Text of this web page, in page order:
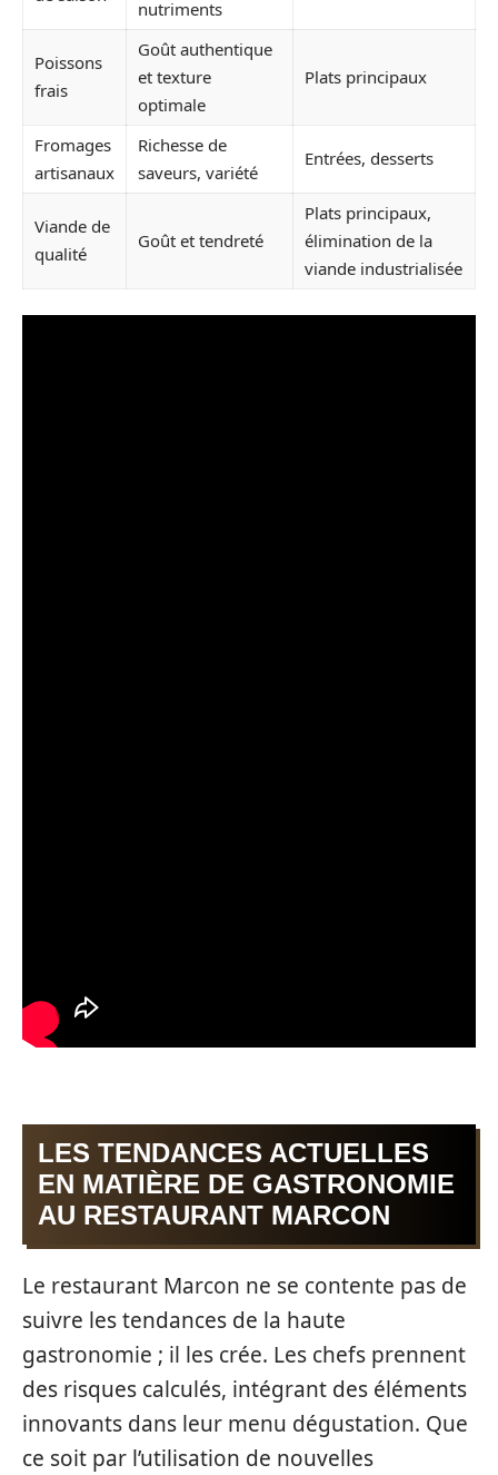
nutriments
Poissons
frais
Goût authentique
et texture
optimale
Plats principaux
Fromages
artisanaux
Richesse de
saveurs, variété
Entrées, desserts
Viande de
qualité
Goût et tendreté
Plats principaux,
élimination de la
viande industrialisée
LES TENDANCES ACTUELLES
EN MATIÈRE DE GASTRONOMIE
AU RESTAURANT MARCON
Le restaurant Marcon ne se contente pas de
suivre les tendances de la haute
gastronomie ; il les crée. Les chefs prennent
des risques calculés, intégrant des éléments
innovants dans leur menu dégustation. Que
ce soit par l’utilisation de nouvelles